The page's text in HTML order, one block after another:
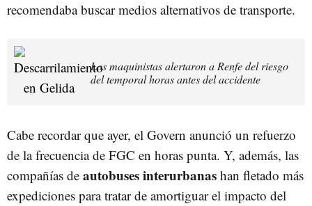
recomendaba buscar medios alternativos de transporte.
Los maquinistas alertaron a Renfe del riesgo
del temporal horas antes del accidente
Cabe recordar que ayer, el Govern anunció un refuerzo
de la frecuencia de FGC en horas punta. Y, además, las
compañías de autobuses interurbanas han fletado más
expediciones para tratar de amortiguar el impacto del